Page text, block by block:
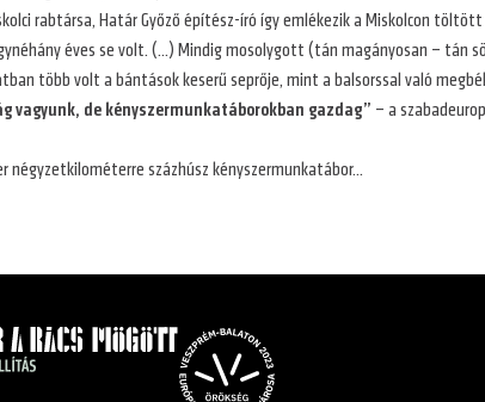
rabtársa, Határ Győző építész-író így emlékezik a Miskolcon
éves se volt. (…) Mindig mosolygott (tán magányosan – tán
több volt a bántások keserű seprője, mint a balsorssal való
vagyunk, de kényszermunkatáborokban gazdag” – a
négyzetkilométerre százhúsz kényszermunkatábor…